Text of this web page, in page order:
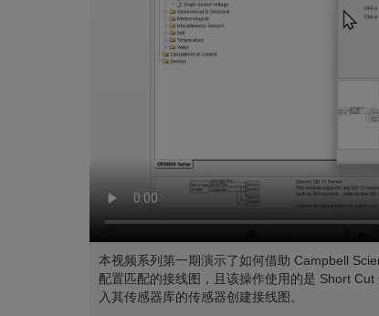
本视频系列第一期演示了如何借助 Campbell
配置匹配的接线图，且该操作使用的是 Short
入其传感器库的传感器创建接线图。